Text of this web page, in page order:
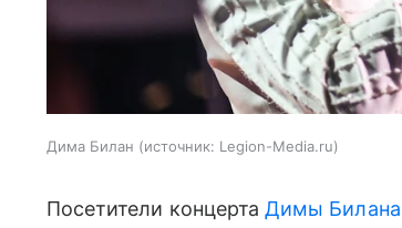
Дима Билан источник: Legion-Media.ru
Посетители концертаДимы Билана